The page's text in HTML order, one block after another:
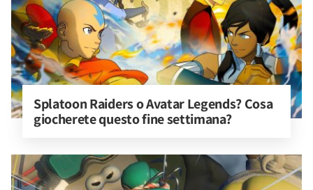
Splatoon Raiders o Avatar Legends? Cosa
giocherete questo fine settimana?